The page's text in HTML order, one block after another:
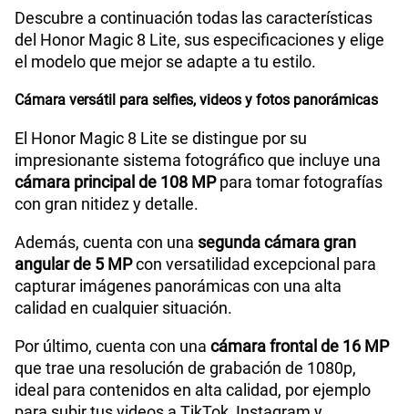
Cámara de fotos Frontal
Radio FM
Capacidad Memoria Externa
Capacidad Memoria Interna 512 GB
Capacidad Memoria RAM 8GB + HONOR RAM Turbo 8GB
Descubre a continuación todas las características
del Honor Magic 8 Lite, sus especificaciones y elige
el modelo que mejor se adapte a tu estilo.
Cámara versátil para selfies, videos y fotos panorámicas
El Honor Magic 8 Lite se distingue por su
impresionante sistema fotográfico que incluye una
cámara principal de 108 MPpara tomar fotografías
con gran nitidez y detalle.
Además, cuenta con una segunda cámara gran
angular de 5 MPcon versatilidad excepcional para
capturar imágenes panorámicas con una alta
calidad en cualquier situación.
Por último, cuenta con una cámara frontal de 16 MP
que trae una resolución de grabación de 1080p,
ideal para contenidos en alta calidad, por ejemplo